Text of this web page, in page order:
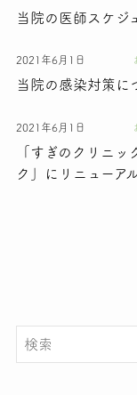
当院の医師スケジ
2021年6月1日
当院の感染対策に
2021年6月1日
「すぎのクリニ
ク」にリニューア